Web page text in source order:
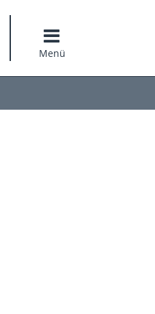
Menü